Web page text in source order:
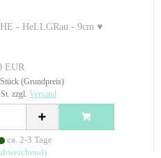
- HeLLGRau - 9cm ♥
EUR
(Grundpreis)
zzgl. Versand
ca. 2-3 Tage